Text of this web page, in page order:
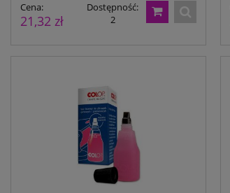
Cena:
21,32 zł
Dostępność:
2